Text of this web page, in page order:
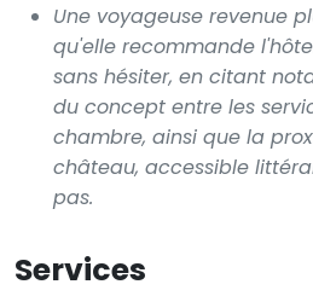
Une voyageuse revenue
qu'elle recommande
sans hésiter, en citant
du concept entre les
chambre, ainsi que la
château, accessible
pas.
Services